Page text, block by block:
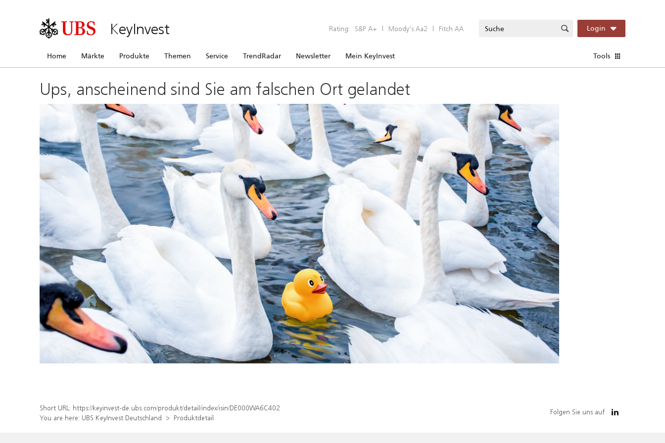
KeyInvest Rating: S&P A+ | Moody’s Aa2 | Fitch AA Login
Home Märkte Produkte Themen Service TrendRadar Newsletter Mein KeyInvest Tools
Ups, anscheinend sind Sie am falschen Ort gelandet
Short URL: https://keyinvest-de.ubs.com/produkt/detail/index/isin/DE000WA6C402
You are here: UBS KeyInvest Deutschland Produktdetail
Folgen Sie uns auf